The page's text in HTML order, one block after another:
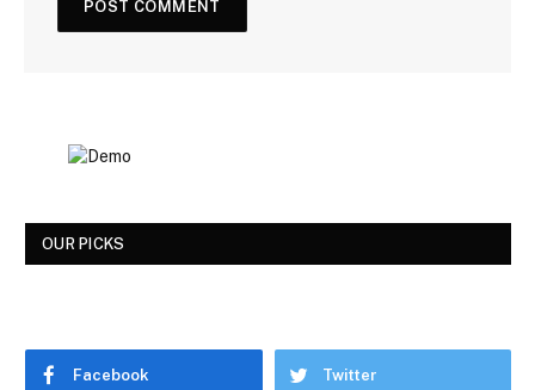
OUR PICKS
Facebook Twitter